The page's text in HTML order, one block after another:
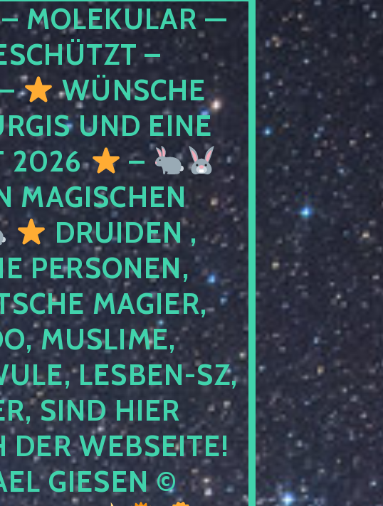
MOLEKULAR —
–
–
WÜNSCHE
UND EINE
2026
–
MAGISCHEN
DRUIDEN ,
PERSONEN,
MAGIER,
MUSLIME,
LESBEN-SZ,
SIND HIER
DER WEBSEITE!
GIESEN ©